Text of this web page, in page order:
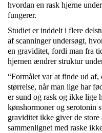
hvordan en rask hjerne
fungerer.
Studiet er inddelt i flere
af scanninger undersøgt,
en graviditet, fordi man fra
hjernen ændrer struktur
“Formålet var at finde ud af,
størrelse, når man lige har
er sund og rask og ikke lige
kønshormoner og serotonin
graviditet ikke giver de
sammenlignet med raske